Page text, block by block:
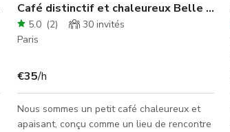
Café distinctif et chaleureux Belle Aura
5.0 (2) 30 invités
Paris
€35/h
Nous sommes un petit café chaleureux et
apaisant, conçu comme un lieu de rencontre